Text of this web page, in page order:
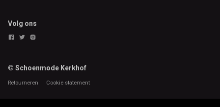
Volg ons
© Schoenmode Kerkhof
Retourneren Cookie statement